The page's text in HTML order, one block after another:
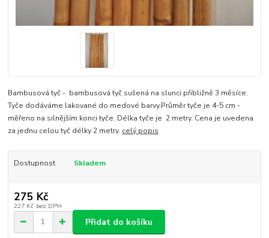
Bambusová tyč - bambusová tyč sušená na slunci přibližně 3 měsíce.
Tyče dodáváme lakované do medové barvy.Průměr tyče je 4-5 cm -
měřeno na silnějším konci tyče. Délka tyče je 2 metry. Cena je uvedena
za jednu celou tyč délky 2 metry. celý popis
Dostupnost Skladem
275 Kč
227 Kč bez DPH
Přidat do košíku